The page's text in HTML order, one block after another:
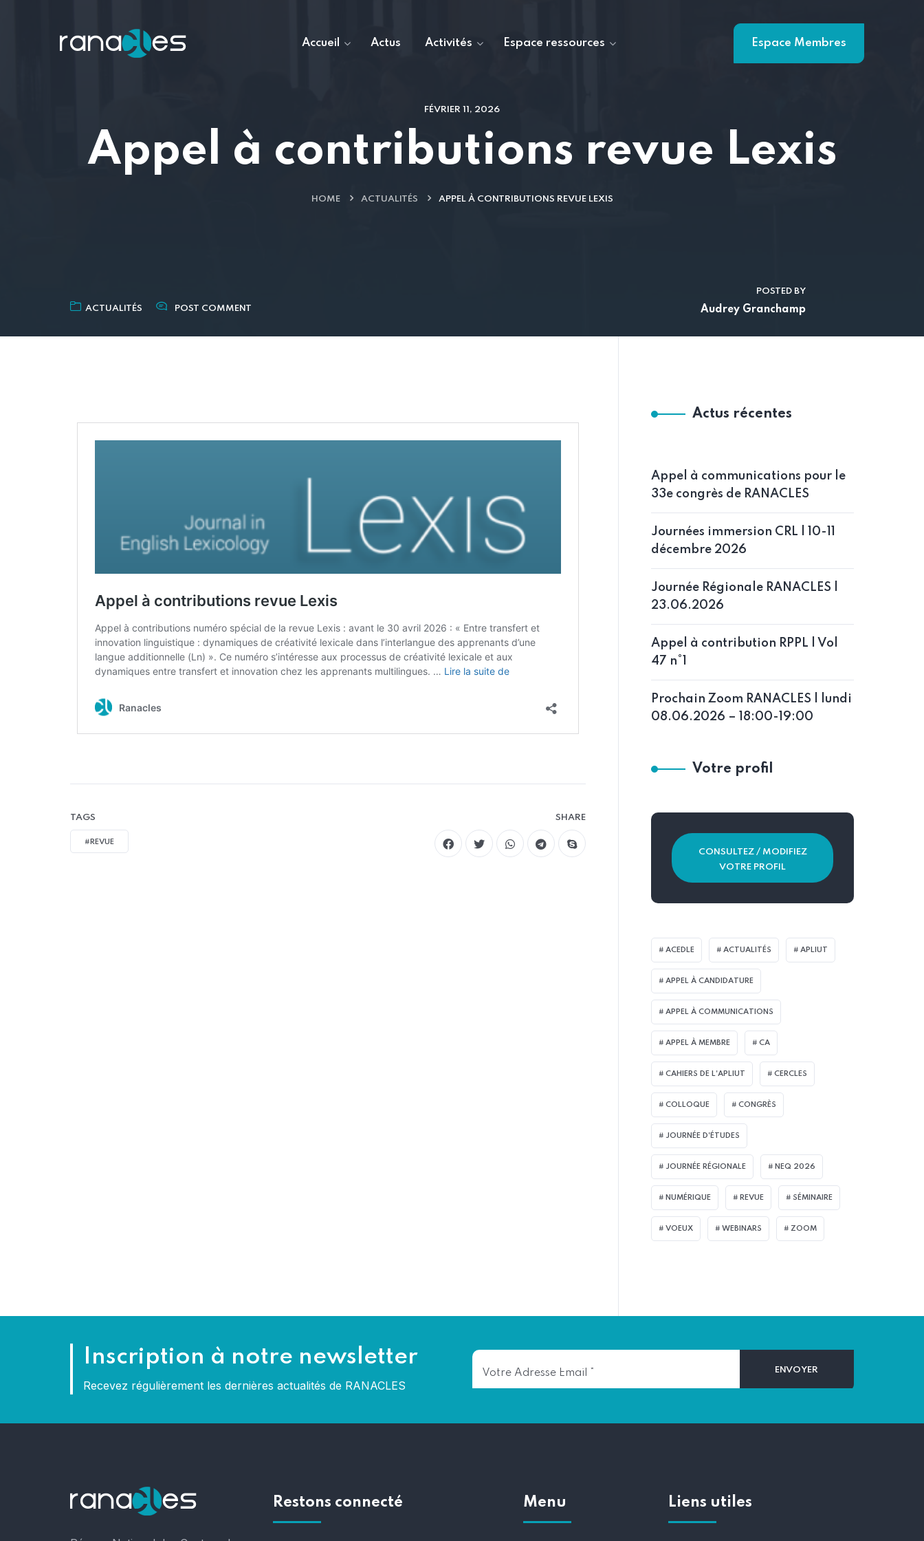
Accueil Actus Activités Espace ressources Espace Membres
FÉVRIER 11, 2026
Appel à contributions revue Lexis
HOME ACTUALITÉS APPEL À CONTRIBUTIONS REVUE LEXIS
ACTUALITÉS POST COMMENT
POSTED BY
Audrey Granchamp
TAGS
#REVUE
SHARE
Actus récentes
Appel à communications pour le
33e congrès de RANACLES
Journées immersion CRL | 10-11
décembre 2026
Journée Régionale RANACLES |
23.06.2026
Appel à contribution RPPL | Vol
47 n°1
Prochain Zoom RANACLES | lundi
08.06.2026 – 18:00-19:00
Votre profil
CONSULTEZ / MODIFIEZ
VOTRE PROFIL
ACEDLE ACTUALITÉS APLIUT
APPEL À CANDIDATURE
APPEL À COMMUNICATIONS
APPEL À MEMBRE CA
CAHIERS DE L'APLIUT CERCLES
COLLOQUE CONGRÈS
JOURNÉE D'ÉTUDES
JOURNÉE RÉGIONALE NEQ 2026
NUMÉRIQUE REVUE SÉMINAIRE
VOEUX WEBINARS ZOOM
Inscription à notre newsletter
Recevez régulièrement les dernières actualités de RANACLES
Restons connecté Menu Liens utiles